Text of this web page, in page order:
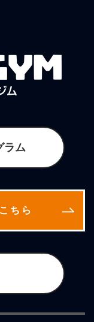
ラム
ちら